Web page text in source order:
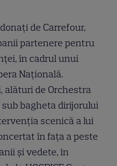
de Carrefour,
partenere pentru
în cadrul unui
Națională.
alături de Orchestra
bagheta dirijorului
scenică a lui
în fața a peste
și vedete, în